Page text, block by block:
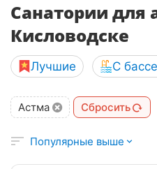
Cанатории для
Кисловодске
Лучшие С
Астма Сбросить
Популярные выше